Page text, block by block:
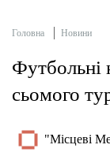
Головна Новини
Футбольні
сьомого
"Місцеві